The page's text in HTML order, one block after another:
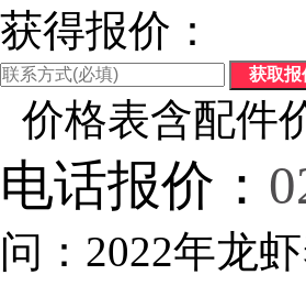
获得报价：
价格表含配件
电话报价：
问：2022年龙